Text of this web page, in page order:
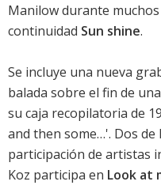
Manilow durante muchos
continuidad Sun shine.
Se incluye una nueva
balada sobre el fin de
su caja recopilatoria de
and then some…'. Dos de
participación de artistas
Koz participa en Look at